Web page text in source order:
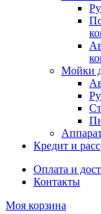
Мойки
Кредит и
Оплата и
Контакты
Моя корзина